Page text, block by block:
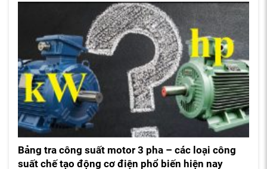
Bảng tra công suất motor 3 pha – các loại công
suất chế tạo động cơ điện phổ biến hiện nay